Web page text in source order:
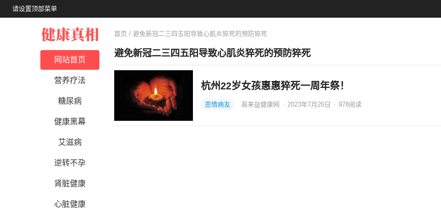
请设置顶部菜单
网站首页
营养疗法
糖尿病
健康黑幕
艾滋病
逆转不孕
肾脏健康
心脏健康
首页 / 避免新冠二三四五阳导致心肌炎猝死的预防猝死
避免新冠二三四五阳导致心肌炎猝死的预防猝死
杭州22岁女孩惠惠猝死一周年祭！
悲情病友 高来益健康网 · 2023年7月26日 · 978阅读